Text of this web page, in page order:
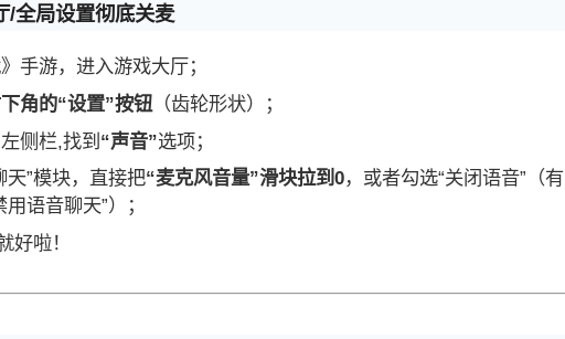
/全局设置彻底关麦
手游，进入游戏大厅；
角的“设置”按钮 （齿轮形状）；
侧栏,找到 “声音”选项；
天”模块，直接把“麦克风音量”滑块拉到0，或者勾选“关闭语音”（有
语音聊天”）；
好啦！